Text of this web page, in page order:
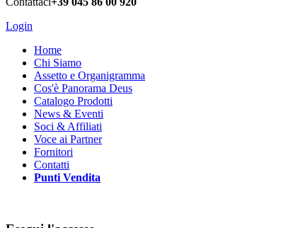
Login
Home
Chi Siamo
Assetto e Organigramma
Cos'è Panorama Deus
Catalogo Prodotti
News & Eventi
Soci & Affiliati
Voce ai Partner
Fornitori
Contatti
Punti Vendita